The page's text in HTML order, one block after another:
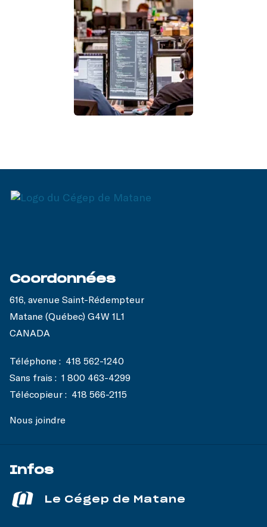
Coordonnées
616, avenue Saint-Rédempteur
Matane (Québec) G4W 1L1
CANADA
Téléphone : 418 562-1240
Sans frais : 1 800 463-4299
Télécopieur : 418 566-2115
Nous joindre
Infos
Le Cégep de Matane